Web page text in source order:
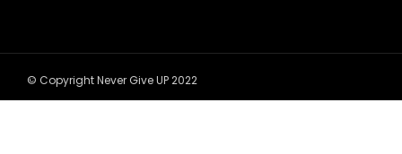
© Copyright Never Give UP 2022